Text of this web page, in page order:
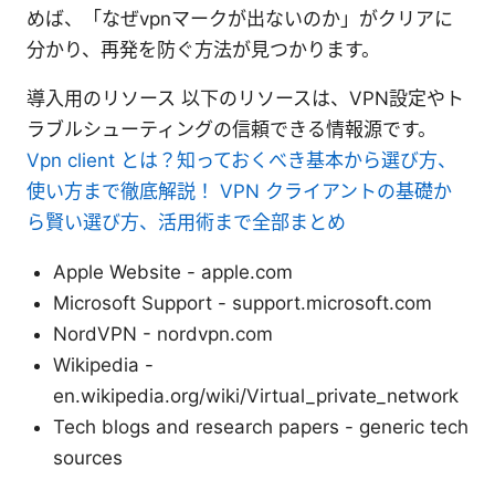
めば、「なぜvpnマークが出ないのか」がクリアに
分かり、再発を防ぐ方法が見つかります。
導入用のリソース 以下のリソースは、VPN設定やト
ラブルシューティングの信頼できる情報源です。
Vpn client とは？知っておくべき基本から選び方、
使い方まで徹底解説！ VPN クライアントの基礎か
ら賢い選び方、活用術まで全部まとめ
Apple Website - apple.com
Microsoft Support - support.microsoft.com
NordVPN - nordvpn.com
Wikipedia -
en.wikipedia.org/wiki/Virtual_private_network
Tech blogs and research papers - generic tech
sources